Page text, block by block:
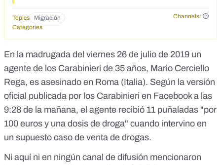
Topics Migración
Channels:
Categories
En la madrugada del viernes 26 de julio de 2019 un
agente de los Carabinieri de 35 años, Mario Cerciello
Rega, es asesinado en Roma (Italia). Según la versión
oficial publicada por los Carabinieri en Facebooka las
9:28 de la mañana, el agente recibió 11 puñaladas "por
100 euros y una dosis de droga" cuando intervino en
un supuesto caso de venta de drogas.
Ni aquí ni en ningún canal de difusión mencionaron